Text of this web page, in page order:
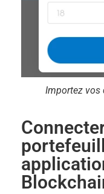
Importez vos